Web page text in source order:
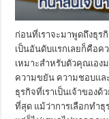
ก่อนที่เราจะมาพูดถึงธุ
เป็นอันดับแรกเลยก็คือ
เหมาะสำหรับตัวคุณเอง
ความขยัน ความชอบแล
ธุรกิจที่เราเป็นเจ้าของ
ที่สุด แม้ว่าการเลือกทำ